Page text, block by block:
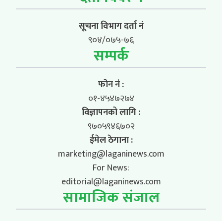
सूचना विभाग दर्ता नं
९०४/०७५-७६
सम्पर्क
फोन नं :
०१-४५४७२७४
विज्ञापनको लागि :
९७०५९४६७०२
ईमेल ठेगाना :
marketing@laganinews.com
For News:
editorial@laganinews.com
सामाजिक संजाल